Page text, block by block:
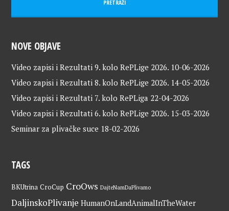
NOVE OBJAVE
Video zapisi i Rezultati 9. kolo RePLige 2026. 10-06-2026
Video zapisi i Rezultati 8. kolo RePLige 2026. 14-05-2026
Video zapisi i Rezultati 7. kolo RePLiga 22-04-2026
Video zapisi i Rezultati 6. kolo RePLige 2026. 15-03-2026
Seminar za plivačke suce 18-02-2026
TAGS
BKUtrina CroCup CroOws DajteNamDaPlivamo
DaljinskoPlivanje HumanOnLandAnimalInTheWater